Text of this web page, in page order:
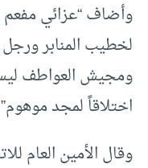
وأضاف “عزائي مفعم
لخطيب المنابر
ومجيش العواطف
اختلاقاً لمجد
وقال الأمين العام